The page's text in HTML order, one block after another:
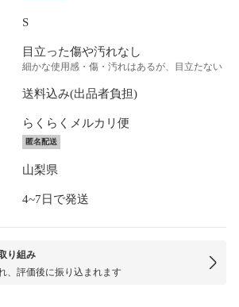
S
目立った傷や汚れなし
細かな使用感・傷・汚れはあるが、目立たない
送料込み(出品者負担)
らくらくメルカリ便
匿名配送
山梨県
4~7日で発送
り組み
、評価後に振り込まれます